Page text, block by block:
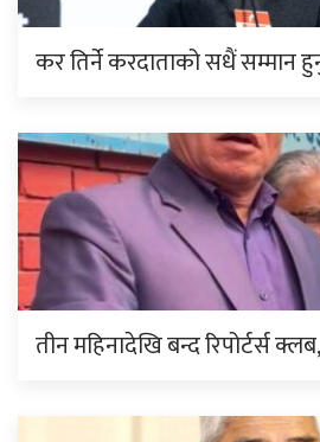
कर तिर्ने करदाताको सधैं सम्मान
तीन महिनादेखि बन्द रिपोर्टर्स